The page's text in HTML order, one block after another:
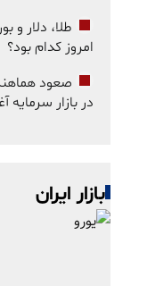
طلا، دلار و بورس
امروز کدام بود؟
صعود هماهنگ
در بازار سرمایه آغاز
بازار ایران